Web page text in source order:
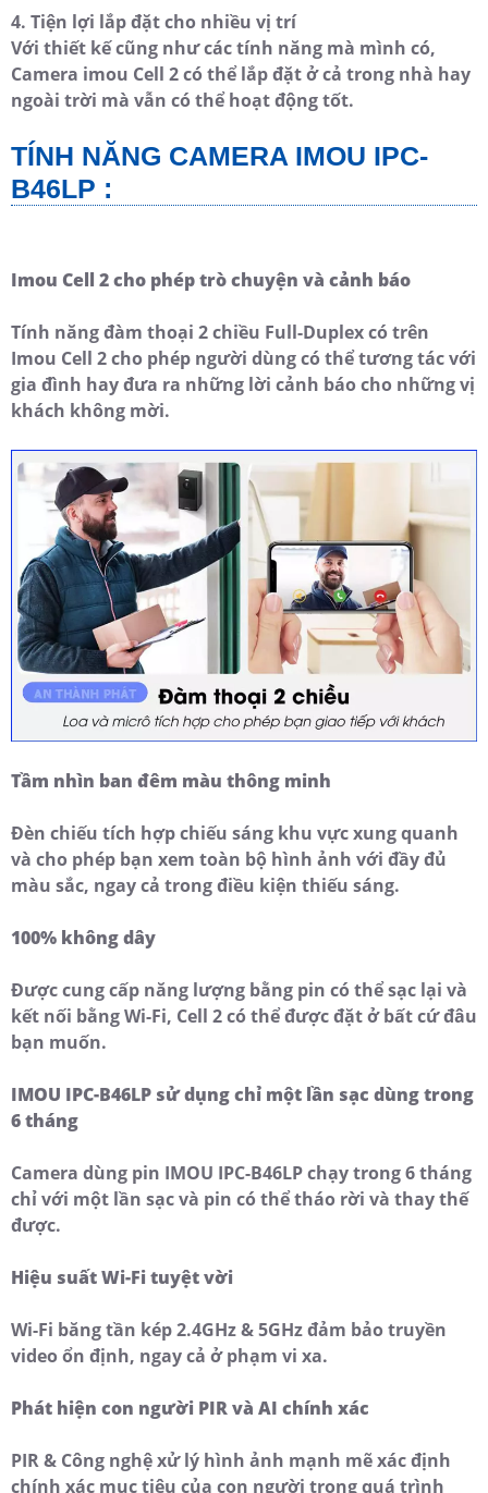
4. Tiện lợi lắp đặt cho nhiều vị trí
Với thiết kế cũng như các tính năng mà mình có,
Camera imou Cell 2 có thể lắp đặt ở cả trong nhà hay
ngoài trời mà vẫn có thể hoạt động tốt.
TÍNH NĂNG CAMERA IMOU IPC-
B46LP :
Imou Cell 2 cho phép trò chuyện và cảnh báo
Tính năng đàm thoại 2 chiều Full-Duplex có trên
Imou Cell 2 cho phép người dùng có thể tương tác với
gia đình hay đưa ra những lời cảnh báo cho những vị
khách không mời.
Tầm nhìn ban đêm màu thông minh
Đèn chiếu tích hợp chiếu sáng khu vực xung quanh
và cho phép bạn xem toàn bộ hình ảnh với đầy đủ
màu sắc, ngay cả trong điều kiện thiếu sáng.
100% không dây
Được cung cấp năng lượng bằng pin có thể sạc lại và
kết nối bằng Wi-Fi, Cell 2 có thể được đặt ở bất cứ đâu
bạn muốn.
IMOU IPC-B46LP sử dụng chỉ một lần sạc dùng trong
6 tháng
Camera dùng pin IMOU IPC-B46LP chạy trong 6 tháng
chỉ với một lần sạc và pin có thể tháo rời và thay thế
được.
Hiệu suất Wi-Fi tuyệt vời
Wi-Fi băng tần kép 2.4GHz & 5GHz đảm bảo truyền
video ổn định, ngay cả ở phạm vi xa.
Phát hiện con người PIR và AI chính xác
PIR & Công nghệ xử lý hình ảnh mạnh mẽ xác định
chính xác mục tiêu của con người trong quá trình